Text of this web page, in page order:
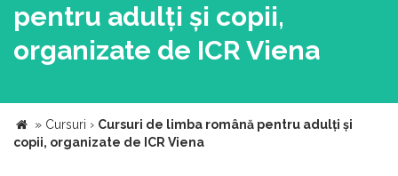
pentru adulți și copii,
organizate de ICR Viena
» Cursuri › Cursuri de limba română pentru adulți și
copii, organizate de ICR Viena